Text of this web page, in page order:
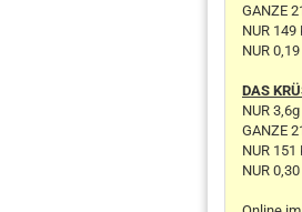
GANZE
NUR 149
NUR
DAS
NUR
GANZE
NUR 151
NUR